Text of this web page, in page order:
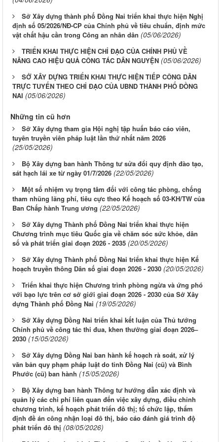
Sở Xây dựng thành phố Đồng Nai triển khai thực hiện Nghị
định số 05/2026/NĐ-CP của Chính phủ về tiêu chuẩn, định mức
vật chất hậu cần trong Công an nhân dân (05/06/2026)
TRIỂN KHAI THỰC HIỆN CHỈ ĐẠO CỦA CHÍNH PHỦ VỀ
NÂNG CAO HIỆU QUẢ CÔNG TÁC DÂN NGUYỆN (05/06/2026)
SỞ XÂY DỰNG TRIỂN KHAI THỰC HIỆN TIẾP CÔNG DÂN
TRỰC TUYẾN THEO CHỈ ĐẠO CỦA UBND THÀNH PHỐ ĐỒNG
NAI (05/06/2026)
Những tin cũ hơn
Sở Xây dựng tham gia Hội nghị tập huấn báo cáo viên,
tuyên truyền viên pháp luật lần thứ nhất năm 2026
(25/05/2026)
Bộ Xây dựng ban hành Thông tư sửa đổi quy định đào tạo,
sát hạch lái xe từ ngày 01/7/2026 (22/05/2026)
Một số nhiệm vụ trọng tâm đối với công tác phòng, chống
tham nhũng lãng phí, tiêu cực theo Kế hoạch số 03-KH/TW của
Ban Chấp hành Trung ương (22/05/2026)
Sở Xây dựng Thành phố Đồng Nai triển khai thực hiện
Chương trình mục tiêu Quốc gia về chăm sóc sức khỏe, dân
số và phát triển giai đoạn 2026 - 2035 (20/05/2026)
Sở Xây dựng Thành phố Đồng Nai triển khai thực hiện Kế
hoạch truyền thông Dân số giai đoạn 2026 - 2030 (20/05/2026)
Triển khai thực hiện Chương trình phòng ngừa và ứng phó
với bạo lực trên cơ sở giới giai đoạn 2026 - 2030 của Sở Xây
dựng Thành phố Đồng Nai (19/05/2026)
Sở Xây dựng Đồng Nai triển khai kết luận của Thủ tướng
Chính phủ về công tác thi đua, khen thưởng giai đoạn 2026–
2030 (15/05/2026)
Sở Xây dựng Đồng Nai ban hành kế hoạch rà soát, xử lý
văn bản quy phạm pháp luật do tỉnh Đồng Nai (cũ) và Bình
Phước (cũ) ban hành (15/05/2026)
Bộ Xây dựng ban hành Thông tư hướng dẫn xác định và
quản lý các chi phí liên quan đến việc xây dựng, điều chỉnh
chương trình, kế hoạch phát triển đô thị; tổ chức lập, thẩm
định đề án công nhận loại đô thị, báo cáo đánh giá trình độ
phát triển đô thị (08/05/2026)